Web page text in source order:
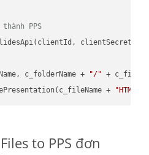
PPS
clientSecret);
c_folderName + "/" +
+
"HTML"
to PPS đơn